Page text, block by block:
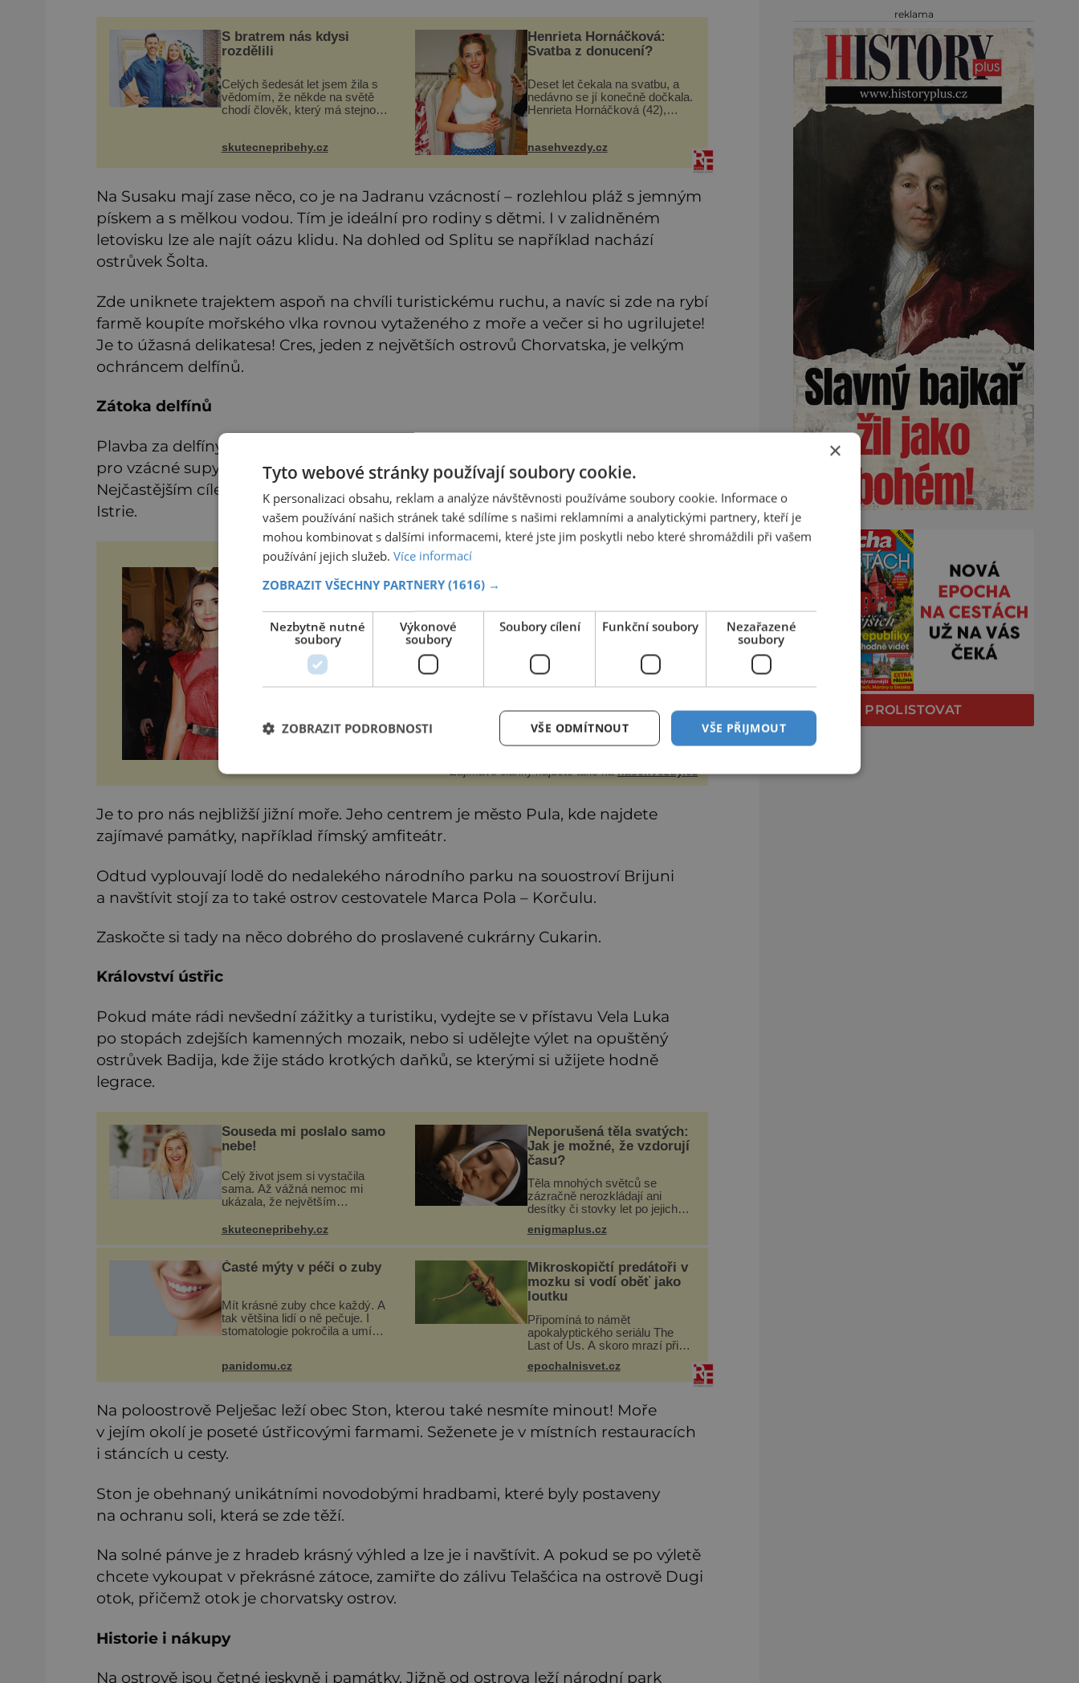
S bratrem nás kdysi
rozdělili
Celých šedesát let jsem žila s
vědomím, že někde na světě
chodí člověk, který má stejnou
Byli jsme ještě malí, když jsme
skutecnepribehy.cz
Henrieta Hornáčková:
Svatba z donucení?
Deset let čekala na svatbu, a
nedávno se jí konečně dočkala.
Henrieta Hornáčková (42),
jedna z hvězd seriálu Ulice, je
vdanou paní. Její slavný den
má podle mnohých dost hořkou
nasehvezdy.cz
Na Susaku mají zase něco, co je na Jadranu vzácností – rozlehlou pláž s jemným
pískem a s mělkou vodou. Tím je ideální pro rodiny s dětmi. I v zalidněném
letovisku lze ale najít oázu klidu. Na dohled od Splitu se například nachází
ostrůvek Šolta.
Zde uniknete trajektem aspoň na chvíli turistickému ruchu, a navíc si zde na rybí
farmě koupíte mořského vlka rovnou vytaženého z moře a večer si ho ugrilujete!
Je to úžasná delikatesa! Cres, jeden z největších ostrovů Chorvatska, je velkým
ochráncem delfínů.
Zátoka delfínů
Plavba za delfíny je tu nádherným zážitkem. Na ostrově také najdete rezervaci
pro vzácné supy a rozhodně se zajeďte podívat na chráněné Vransko jezero.
Nejčastějším cílem českých turistů je v Chorvatsku bezkonkurenčně poloostrov
Istrie.
Ondřej Brzobohatý (42) totiž podle všeho až nebezpečně
přilnul k jisté krásce, zpěvačce Sáře Milfajtové (33), která
jednou byla hostem v pořadu Inkognito, kde Ondřej účinkuje.
Ondřej Brzobohatý (42). Hned po natáčení prý za ní přišel s
Zajímavé články najdete také nanasehvezdy.cz
Je to pro nás nejbližší jižní moře. Jeho centrem je město Pula, kde najdete
zajímavé památky, například římský amfiteátr.
Odtud vyplouvají lodě do nedalekého národního parku na souostroví Brijuni
a navštívit stojí za to také ostrov cestovatele Marca Pola – Korčulu.
Zaskočte si tady na něco dobrého do proslavené cukrárny Cukarin.
Království ústřic
Pokud máte rádi nevšední zážitky a turistiku, vydejte se v přístavu Vela Luka
po stopách zdejších kamenných mozaik, nebo si udělejte výlet na opuštěný
ostrůvek Badija, kde žije stádo krotkých daňků, se kterými si užijete hodně
legrace.
Souseda mi poslalo samo
nebe!
Celý život jsem si vystačila
sama. Až vážná nemoc mi
ukázala, že největším
vlastní byt, ale člověk, který je
ochotný podat pomocnou ruku.
samotářka.
skutecnepribehy.cz
Neporušená těla svatých:
Jak je možné, že vzdorují
času?
Těla mnohých světců se
zázračně nerozkládají ani
desítky či stovky let po jejich
nebylo provedeno balzamování
či jiné pokusy o konzervaci.
Neporušené ostatky bývají
považo
enigmaplus.cz
Časté mýty v péči o zuby
Mít krásné zuby chce každý. A
tak většina lidí o ně pečuje. I
stomatologie pokročila a umí
nedaří vyvrátit. Které? Večer
místo čištění s
panidomu.cz
Mikroskopičtí predátoři v
mozku si vodí oběť jako
loutku
Připomíná to námět
apokalyptického seriálu The
Last of Us. A skoro mrazí při
probíhají v přírodě běžně – s
tím rozdílem, že nejde pouze o
že
epochalnisvet.cz
Na poloostrově Pelješac leží obec Ston, kterou také nesmíte minout! Moře
v jejím okolí je poseté ústřicovými farmami. Seženete je v místních restauracích
i stáncích u cesty.
Ston je obehnaný unikátními novodobými hradbami, které byly postaveny
na ochranu soli, která se zde těží.
Na solné pánve je z hradeb krásný výhled a lze je i navštívit. A pokud se po výletě
chcete vykoupat v překrásné zátoce, zamiřte do zálivu Telašćica na ostrově Dugi
otok, přičemž otok je chorvatsky ostrov.
Historie i nákupy
Na ostrově jsou četné jeskyně i památky. Jižně od ostrova leží národní park
reklama
PROLISTOVAT
×
Tyto webové stránky používají soubory cookie.
K personalizaci obsahu, reklam a analýze návštěvnosti používáme soubory cookie. Informace o
vašem používání našich stránek také sdílíme s našimi reklamními a analytickými partnery, kteří je
mohou kombinovat s dalšími informacemi, které jste jim poskytli nebo které shromáždili při vašem
používání jejich služeb. Více informací
ZOBRAZIT VŠECHNY PARTNERY (1616) →
Nezbytně nutné
soubory
Výkonové
soubory
Soubory cílení Funkční soubory
Nezařazené
soubory
VŠE PŘIJMOUT
VŠE ODMÍTNOUT
ZOBRAZIT PODROBNOSTI